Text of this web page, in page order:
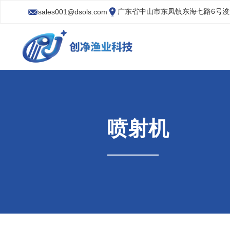
sales001@dsols.com 广东省中山市东凤镇东海七路6号
喷射机